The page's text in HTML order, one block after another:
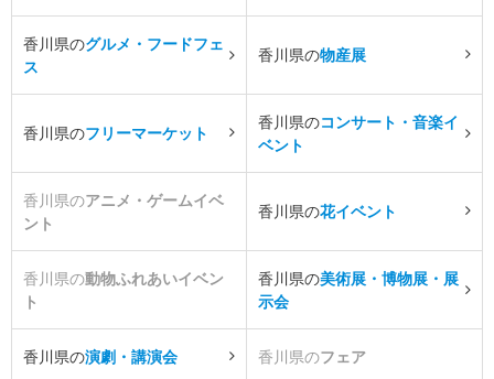
香川県のグルメ・フードフェ
ス
香川県の物産展
香川県のフリーマーケット
香川県のコンサート・音楽イ
ベント
香川県のアニメ・ゲームイベ
ント
香川県の花イベント
香川県の動物ふれあいイベン
ト
香川県の美術展・博物展・展
示会
香川県の演劇・講演会 香川県のフェア